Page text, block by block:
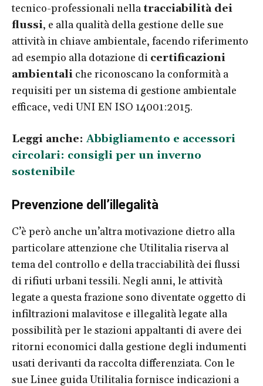
tecnico-professionali nella tracciabilità dei
flussi, e alla qualità della gestione delle sue
attività in chiave ambientale, facendo riferimento
ad esempio alla dotazione di certificazioni
ambientali che riconoscano la conformità a
requisiti per un sistema di gestione ambientale
efficace, vedi UNI EN ISO 14001:2015.
Leggi anche: Abbigliamento e accessori
circolari: consigli per un inverno
sostenibile
Prevenzione dell’illegalità
C’è però anche un’altra motivazione dietro alla
particolare attenzione che Utilitalia riserva al
tema del controllo e della tracciabilità dei flussi
di rifiuti urbani tessili. Negli anni, le attività
legate a questa frazione sono diventate oggetto di
infiltrazioni malavitose e illegalità legate alla
possibilità per le stazioni appaltanti di avere dei
ritorni economici dalla gestione degli indumenti
usati derivanti da raccolta differenziata. Con le
sue Linee guida Utilitalia fornisce indicazioni a